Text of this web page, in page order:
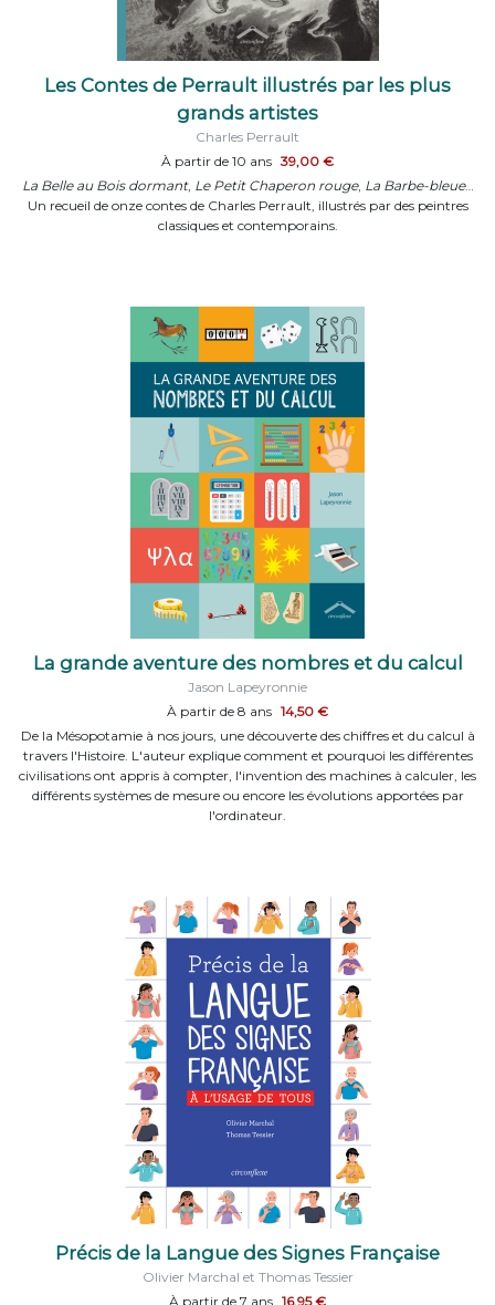
Les Contes de Perrault illustrés par les plus
grands artistes
Charles Perrault
À partir de 10 ans 39,00 €
La Belle au Bois dormant, Le Petit Chaperon rouge, La Barbe-bleue…
Un recueil de onze contes de Charles Perrault, illustrés par des peintres
classiques et contemporains.
La grande aventure des nombres et du calcul
Jason Lapeyronnie
À partir de 8 ans 14,50 €
De la Mésopotamie à nos jours, une découverte des chiffres et du calcul à
travers l'Histoire. L'auteur explique comment et pourquoi les différentes
civilisations ont appris à compter, l'invention des machines à calculer, les
différents systèmes de mesure ou encore les évolutions apportées par
l'ordinateur.
Précis de la Langue des Signes Française
Olivier Marchal et Thomas Tessier
À partir de 7 ans 16,95 €